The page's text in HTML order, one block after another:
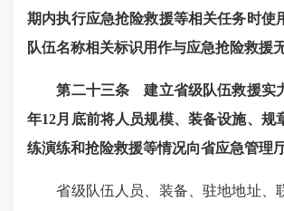
期内执行应急抢险救援等相关任务时使
队伍名称相关标识用作与应急抢险救援
第二十三条建立省级队伍救援实
年12月底前将人员规模、装备设施、规
练演练和抢险救援等情况向省应急管理
省级队伍人员、装备、驻地地址、